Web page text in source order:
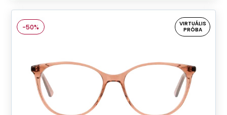
-50%
VIRTUÁLIS
PRÓBA